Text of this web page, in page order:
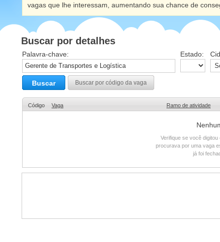
vagas que lhe interessam, aumentando sua chance de
Buscar por detalhes
Palavra-chave: Estado:
Buscar Buscar por código da vaga
Código Vaga Ramo de atividade
Verifique se você
procurava por uma vaga
já foi